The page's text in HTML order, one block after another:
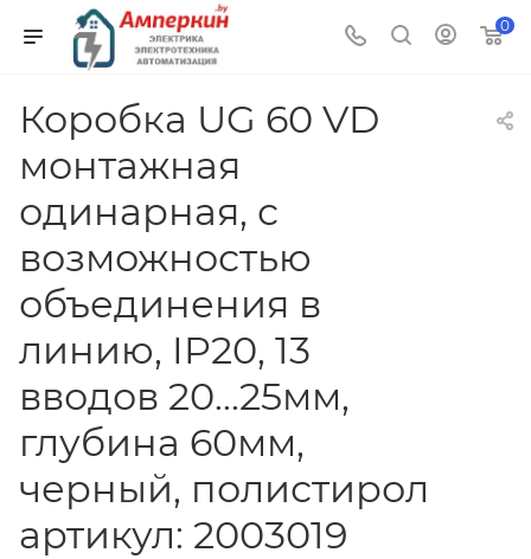
0
Коробка UG 60 VD
монтажная
одинарная, с
возможностью
объединения в
линию, IP20, 13
вводов 20...25мм,
глубина 60мм,
черный, полистирол
артикул: 2003019